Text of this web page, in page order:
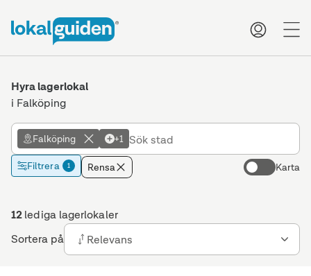
Hyra lagerlokal
i Falköping
Falköping +1
Filtrera 1 Rensa Karta
12lediga lagerlokaler
Sortera på
Relevans